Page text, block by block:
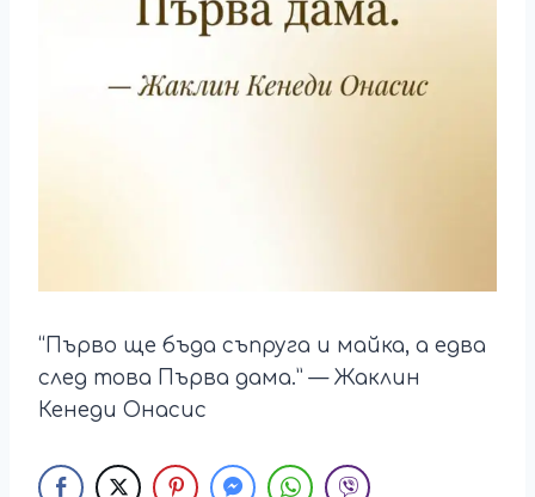
“Първо ще бъда съпруга и майка, а едва
след това Първа дама.” — Жаклин
Кенеди Онасис